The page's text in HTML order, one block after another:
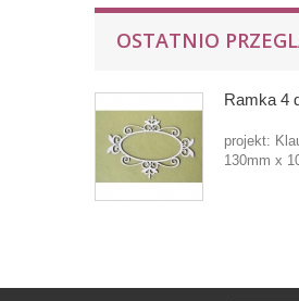
OSTATNIO
Ramka 4
projekt:
130mm x